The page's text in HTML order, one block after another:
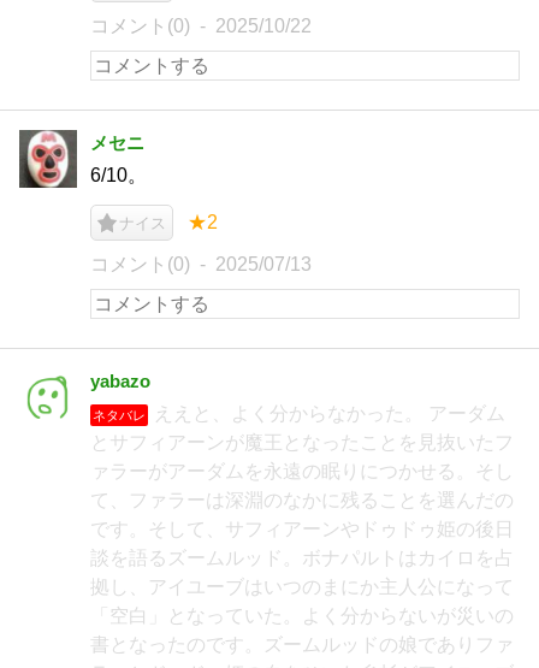
コメント(0) 2025/10/22
メセニ
6/10。
ナイス ★2
コメント(0) 2025/07/13
yabazo
ネタバレ
ええと、よく分からなかった。 アーダム
とサフィアーンが魔王となったことを見抜いたフ
ァラーがアーダムを永遠の眠りにつかせる。そし
て、ファラーは深淵のなかに残ることを選んだの
です。そして、サフィアーンやドゥドゥ姫の後日
談を語るズームルッド。ボナパルトはカイロを占
拠し、アイユーブはいつのまにか主人公になって
「空白」となっていた。よく分からないが災いの
書となったのです。ズームルッドの娘でありファ